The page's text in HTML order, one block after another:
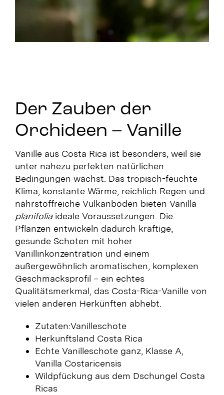
Der Zauber der
Orchideen – Vanille
Vanille aus Costa Rica ist besonders, weil sie
unter nahezu perfekten natürlichen
Bedingungen wächst. Das tropisch-feuchte
Klima, konstante Wärme, reichlich Regen und
nährstoffreiche Vulkanböden bieten Vanilla
planifoliaideale Voraussetzungen. Die
Pflanzen entwickeln dadurch kräftige,
gesunde Schoten mit hoher
Vanillinkonzentration und einem
außergewöhnlich aromatischen, komplexen
Geschmacksprofil – ein echtes
Qualitätsmerkmal, das Costa-Rica-Vanille von
vielen anderen Herkünften abhebt.
Zutaten:Vanilleschote
Herkunftsland Costa Rica
Echte Vanilleschote ganz, Klasse A,
Vanilla Costaricensis
Wildpfückung aus dem Dschungel Costa
Ricas